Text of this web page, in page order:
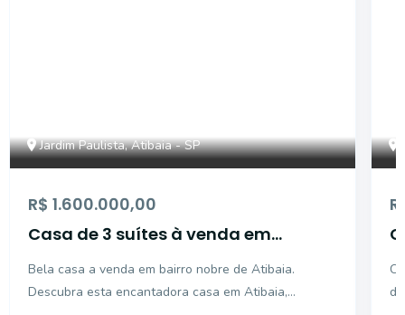
Jardim Paulista, Atibaia - SP
R$ 1.600.000,00
Casa de 3 suítes à venda em
Bela casa a venda em bairro nobre de Atibaia.
Descubra esta encantadora casa em Atibaia,